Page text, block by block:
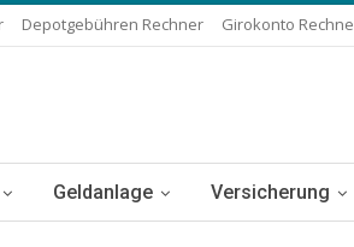
Depotgebühren Rechner Girokonto
Geldanlage Versicherung